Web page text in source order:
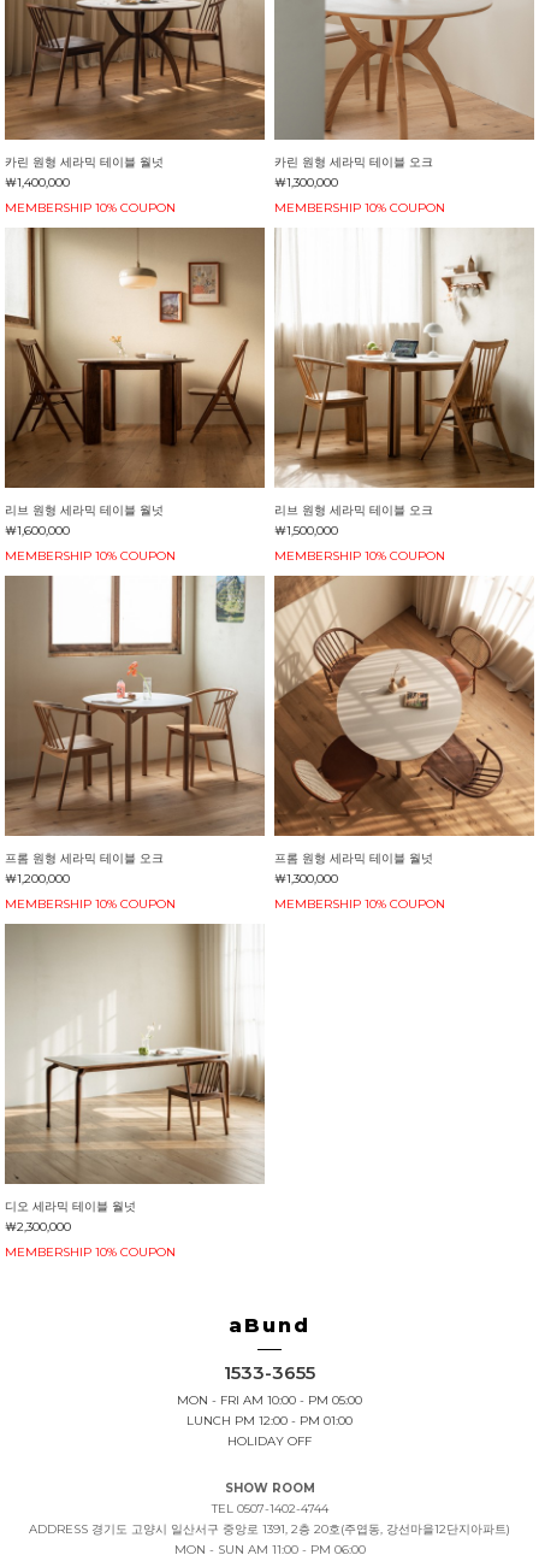
카린 원형 세라믹 테이블 월넛
￦1,400,000
MEMBERSHIP 10% COUPON
카린 원형 세라믹 테이블 오크
￦1,300,000
MEMBERSHIP 10% COUPON
리브 원형 세라믹 테이블 월넛
￦1,600,000
MEMBERSHIP 10% COUPON
리브 원형 세라믹 테이블 오크
￦1,500,000
MEMBERSHIP 10% COUPON
프롬 원형 세라믹 테이블 오크
￦1,200,000
MEMBERSHIP 10% COUPON
프롬 원형 세라믹 테이블 월넛
￦1,300,000
MEMBERSHIP 10% COUPON
디오 세라믹 테이블 월넛
￦2,300,000
MEMBERSHIP 10% COUPON
aBund
1533-3655
MON - FRI AM 10:00 - PM 05:00
LUNCH PM 12:00 - PM 01:00
HOLIDAY OFF
SHOW ROOM
TEL 0507-1402-4744
ADDRESS 경기도 고양시 일산서구 중앙로 1391, 2층 20호(주엽동, 강선마을12단지아파트)
MON - SUN AM 11:00 - PM 06:00